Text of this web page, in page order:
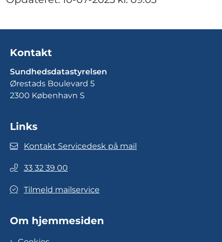
Kontakt
Sundhedsdatastyrelsen
Ørestads Boulevard 5
2300 København S
Links
Kontakt Servicedesk på mail
33 32 39 00
Tilmeld mailservice
Om hjemmesiden